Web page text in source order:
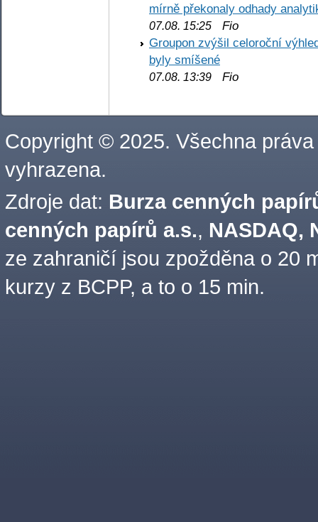
mírně překonaly odhady
07.08. 15:25 Fio
Groupon zvýšil celoroční
byly smíšené
07.08. 13:39 Fio
Copyright © 2025. Všechna práva
vyhrazena.
Zdroje dat: Burza cenných
cenných papírů a.s., NASDAQ,
ze zahraničí jsou zpožděna o 20
kurzy z BCPP, a to o 15 min.